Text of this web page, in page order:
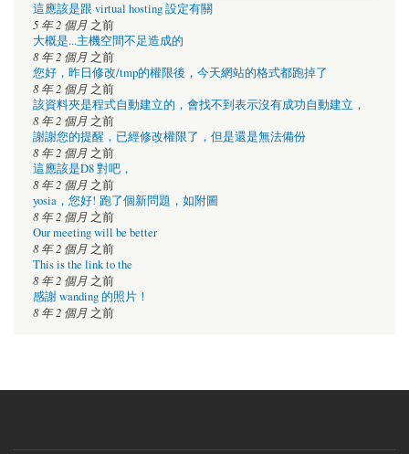
這應該是跟 virtual hosting 設定有關
5 年 2 個月 之前
大概是...主機空間不足造成的
8 年 2 個月 之前
您好，昨日修改/tmp的權限後，今天網站的格式都跑掉了
8 年 2 個月 之前
該資料夾是程式自動建立的，會找不到表示沒有成功自動建立，
8 年 2 個月 之前
謝謝您的提醒，已經修改權限了，但是還是無法備份
8 年 2 個月 之前
這應該是D8 對吧，
8 年 2 個月 之前
yosia，您好! 跑了個新問題，如附圖
8 年 2 個月 之前
Our meeting will be better
8 年 2 個月 之前
This is the link to the
8 年 2 個月 之前
感謝 wanding 的照片！
8 年 2 個月 之前